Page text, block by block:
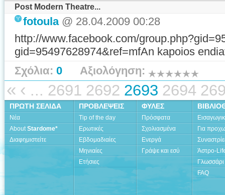
Post Modern Theatre...
fotoula@ 28.04.2009 00:28
http://www.facebook.com/
gid=95497628974&ref=mfAn kapoios
Σχόλια: 0 Αξιολόγηση:
« ‹ ... 2691 2692 2693 2694
ΠΡΩΤΗ ΣΕΛΙΔΑ
Νέα
AboutStardome*
Διαφημιστείτε
ΠΡΟΒΛΕΨΕΙΣ
Tip of the day
Ερωτικές
Εβδομαδιαίες
Μηνιαίες
Ετήσιες
ΦΥΛΕΣ
Πρόσφατα
Σχολιασμένα
Ενεργά
Γράψε και εσύ
Για
Άστρο-
Γλωσσάρι
FAQ